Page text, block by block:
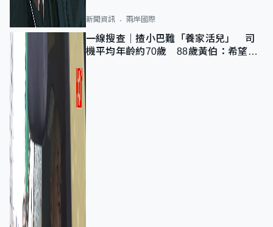
新聞資訊 兩岸國際
一線搜查｜揸小巴難「養家活兒」 司
機平均年齡約70歲 88歲黃伯：希望一